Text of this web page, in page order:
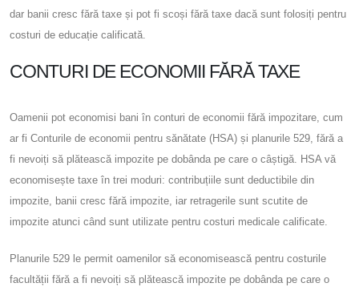
dar banii cresc fără taxe și pot fi scoși fără taxe dacă sunt folosiți pentru
costuri de educație calificată.
CONTURI DE ECONOMII FĂRĂ TAXE
Oamenii pot economisi bani în conturi de economii fără impozitare, cum
ar fi Conturile de economii pentru sănătate (HSA) și planurile 529, fără a
fi nevoiți să plătească impozite pe dobânda pe care o câștigă. HSA vă
economisește taxe în trei moduri: contribuțiile sunt deductibile din
impozite, banii cresc fără impozite, iar retragerile sunt scutite de
impozite atunci când sunt utilizate pentru costuri medicale calificate.
Planurile 529 le permit oamenilor să economisească pentru costurile
facultății fără a fi nevoiți să plătească impozite pe dobânda pe care o